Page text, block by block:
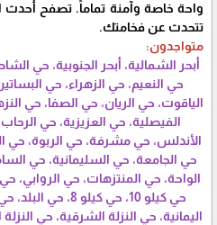
واحة خاصة وآمنة تماماً. تصفح أحدث
تتحدث عن فخامتك.
متواجدون:
أبحر الشمالية، أبحر الجنوبية، حي
حي النعيم، حي الزهراء، حي
الياقوت، حي الريان، حي الصفا، حي
الفيصلية، حي العزيزية، حي
الأندلس، حي مشرفة، حي الربوة، حي
حي الجامعة، حي السليمانية، حي
حي كيلو 10، حي
اليمانية، حي النزلة الشرقية، حي